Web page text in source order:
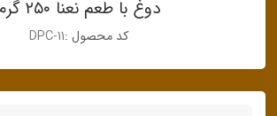
دوغ با طعم نعنا ۲۵۰ گرم
کد محصول :DPC-11